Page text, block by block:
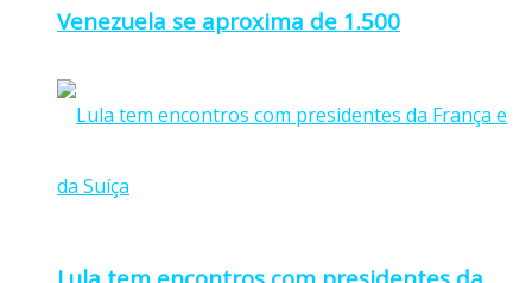
Venezuela se aproxima de 1.500